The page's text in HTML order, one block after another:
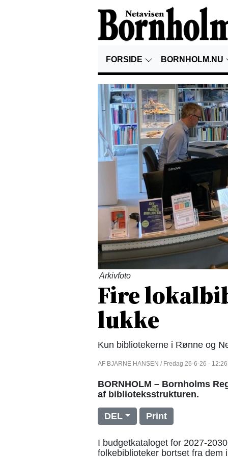
FORSIDE BORNHOLM.NU
Arkivfoto
Fire
lukke
Kun bibliotekerne i Rønne og
AF BJARNE HANSEN / Fredag 26-6-26 - 12:26
BORNHOLM – Bornholms
af biblioteksstrukturen.
DEL Print
I budgetkataloget for 2027-
folkebiblioteker bortset fra